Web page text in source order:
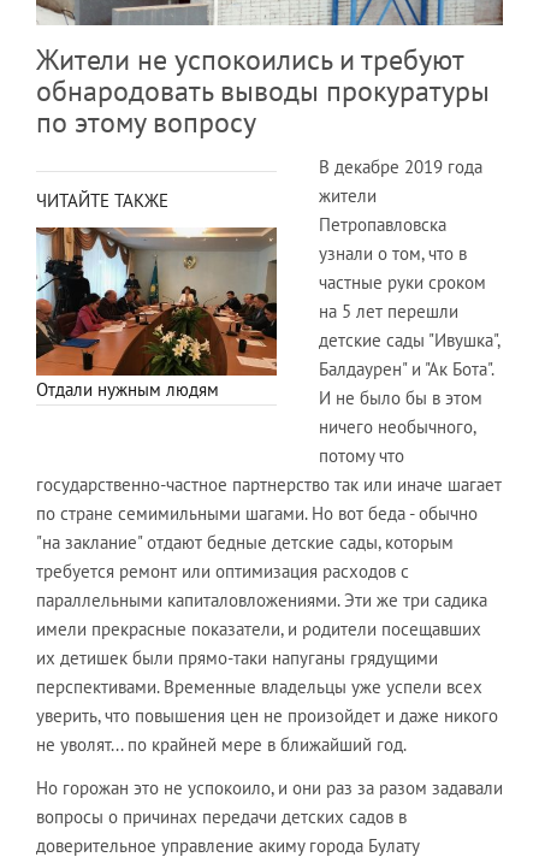
Жители не успокоились и требуют
обнародовать выводы прокуратуры
по этому вопросу
ЧИТАЙТЕ ТАКЖЕ
Отдали нужным людям
В декабре 2019 года
жители
Петропавловска
узнали о том, что в
частные руки сроком
на 5 лет перешли
детские сады "Ивушка",
Балдаурен" и "Ак Бота".
И не было бы в этом
ничего необычного,
потому что
государственно-частное партнерство так или иначе шагает
по стране семимильными шагами. Но вот беда - обычно
"на заклание" отдают бедные детские сады, которым
требуется ремонт или оптимизация расходов с
параллельными капиталовложениями. Эти же три садика
имели прекрасные показатели, и родители посещавших
их детишек были прямо-таки напуганы грядущими
перспективами. Временные владельцы уже успели всех
уверить, что повышения цен не произойдет и даже никого
не уволят... по крайней мере в ближайший год.
Но горожан это не успокоило, и они раз за разом задавали
вопросы о причинах передачи детских садов в
доверительное управление акиму города Булату